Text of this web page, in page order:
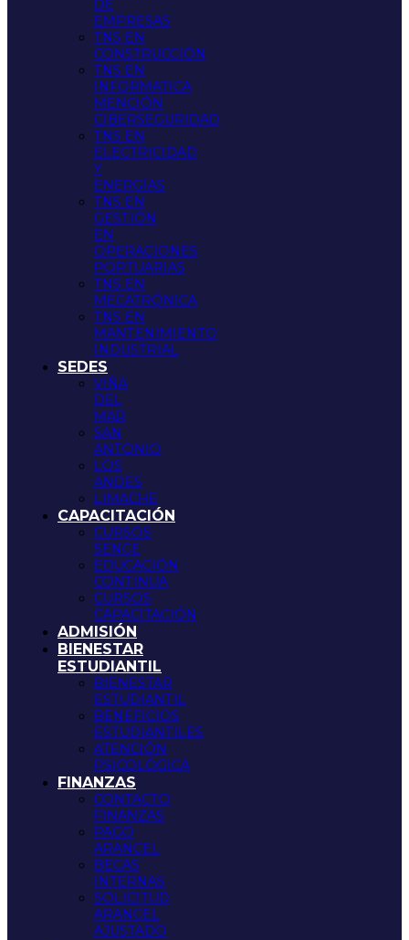
DE
EMPRESAS
TNS EN
CONSTRUCCIÓN
TNS EN
INFORMATICA
MENCIÓN
CIBERSEGURIDAD
TNS EN
ELECTRICIDAD
Y
ENERGÍAS
TNS EN
GESTIÓN
EN
OPERACIONES
PORTUARIAS
TNS EN
MECATRÓNICA
TNS EN
MANTENIMIENTO
INDUSTRIAL
SEDES
VIÑA
DEL
MAR
SAN
ANTONIO
LOS
ANDES
LIMACHE
CAPACITACIÓN
CURSOS
SENCE
EDUCACIÓN
CONTINUA
CURSOS
CAPACITACIÓN
ADMISIÓN
BIENESTAR
ESTUDIANTIL
BIENESTAR
ESTUDIANTIL
BENEFICIOS
ESTUDIANTILES
ATENCIÓN
PSICOLÓGICA
FINANZAS
CONTACTO
FINANZAS
PAGO
ARANCEL
BECAS
INTERNAS
SOLICITUD
ARANCEL
AJUSTADO